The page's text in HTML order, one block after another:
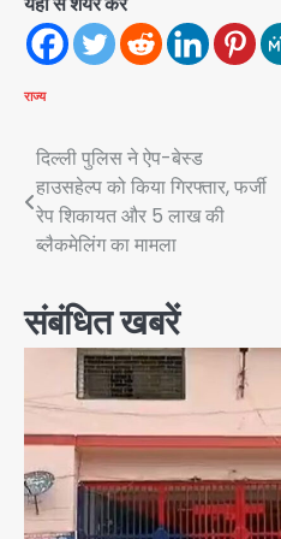
राज्य
Post
navigation
दिल्ली पुलिस ने ऐप-बेस्ड
हाउसहेल्प को किया गिरफ्तार, फर्जी
रेप शिकायत और 5 लाख की
ब्लैकमेलिंग का मामला
संबंधित खबरें